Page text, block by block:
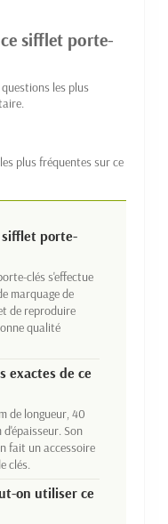
sifflet porte-
les plus
plus fréquentes sur ce
sifflet porte-
clés s'effectue
marquage de
de reproduire
qualité
exactes de ce
de longueur, 40
Son
fait un accessoire
clés.
on utiliser ce